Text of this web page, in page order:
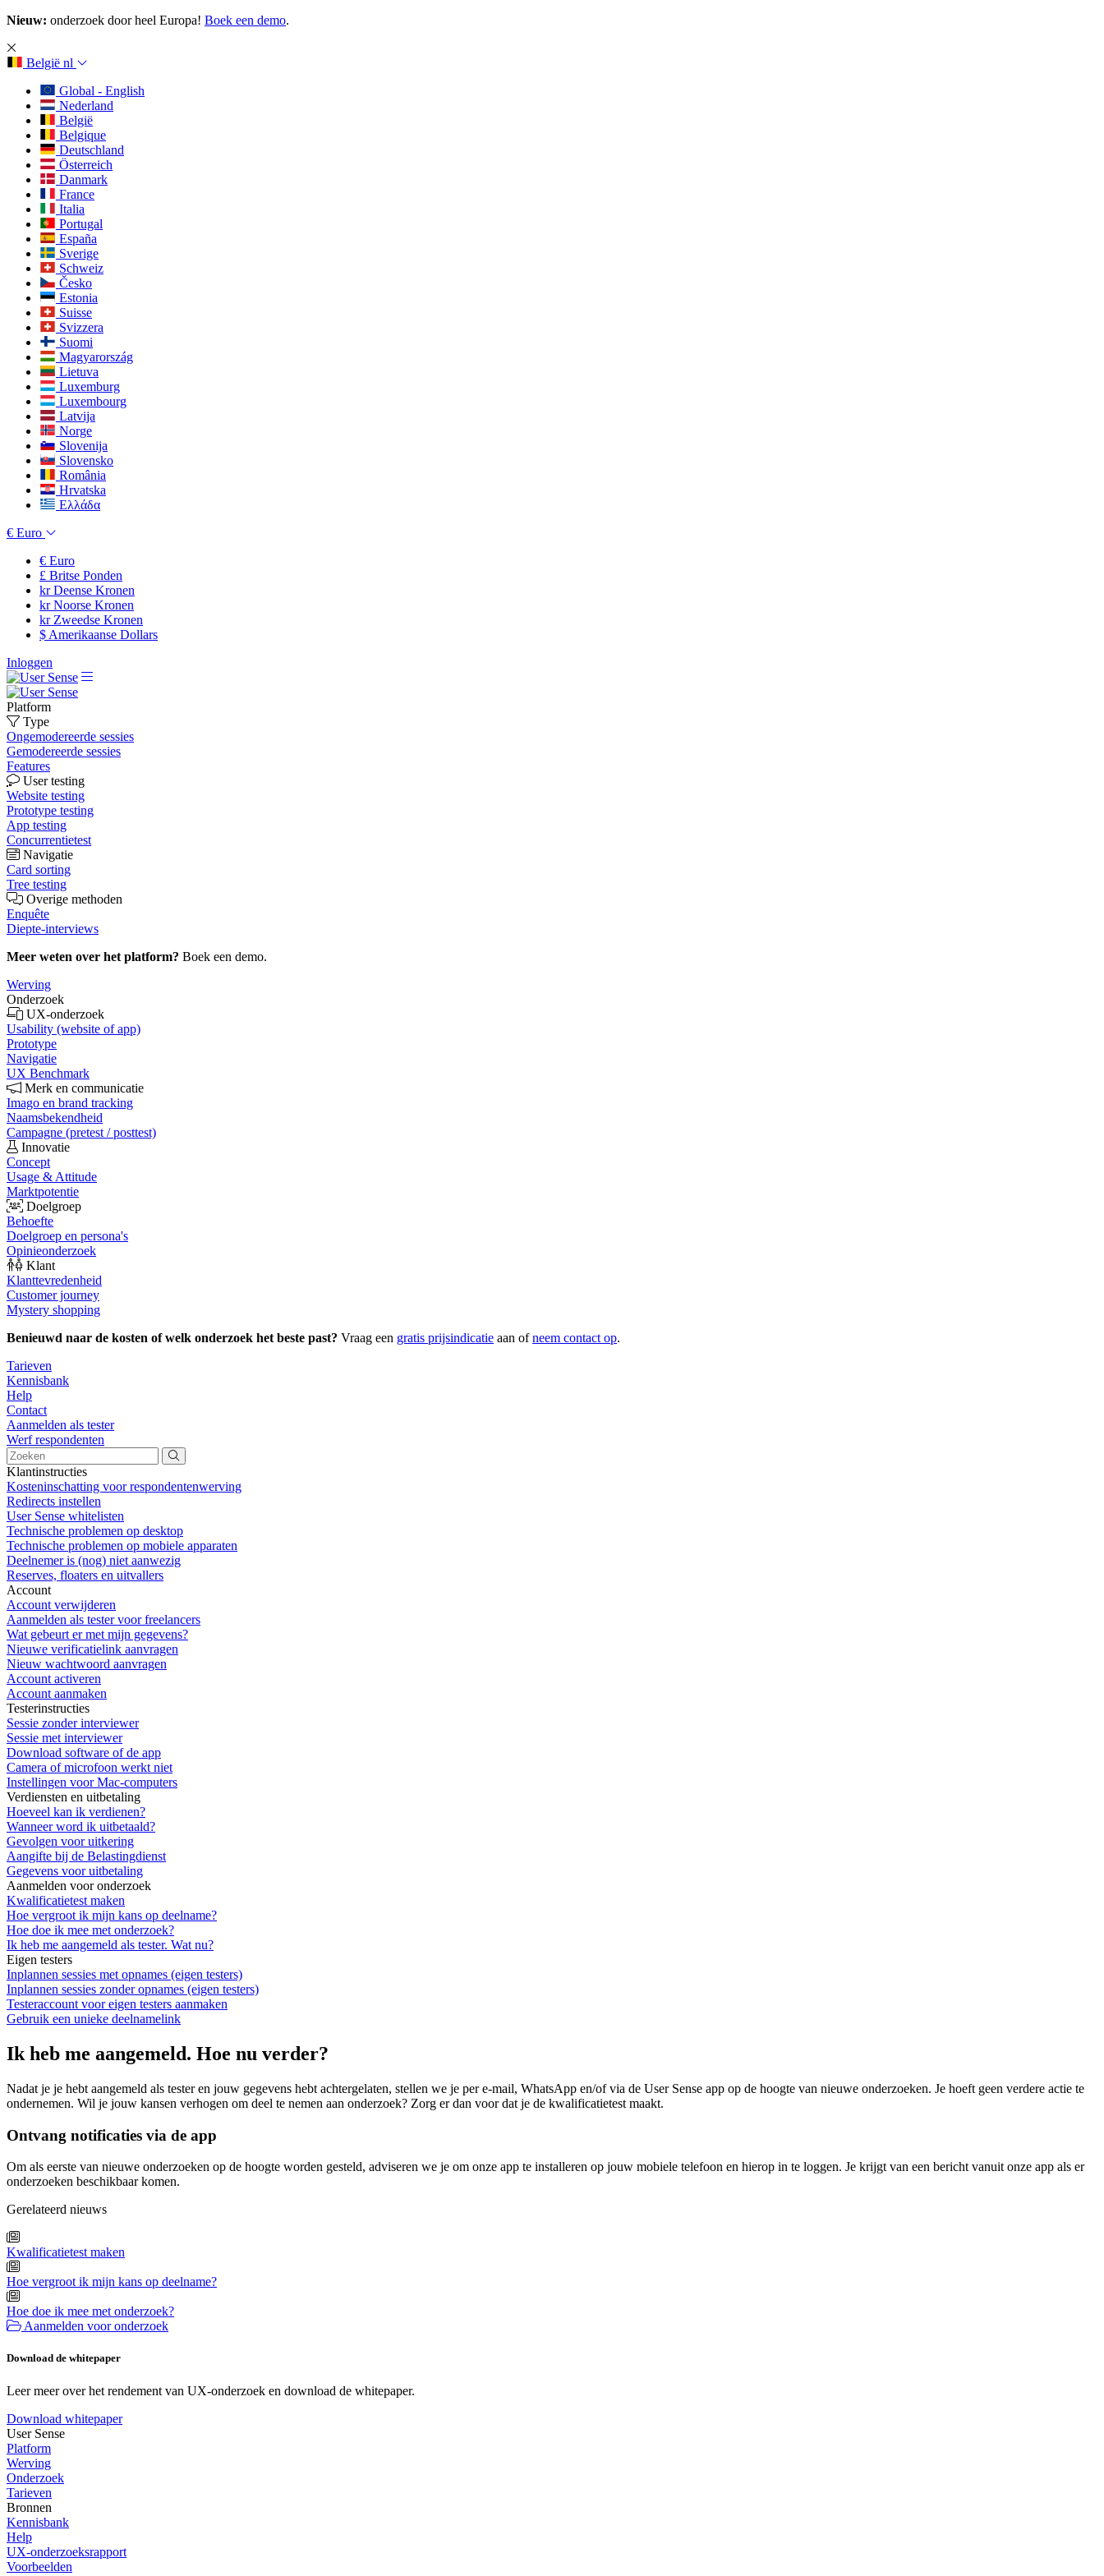
Nieuw: onderzoek door heel Europa! Boek een demo.
België nl
Global - English
Nederland
België
Belgique
Deutschland
Österreich
Danmark
France
Italia
Portugal
España
Sverige
Schweiz
Česko
Estonia
Suisse
Svizzera
Suomi
Magyarország
Lietuva
Luxemburg
Luxembourg
Latvija
Norge
Slovenija
Slovensko
România
Hrvatska
Ελλάδα
€ Euro
€ Euro
£ Britse Ponden
krDeense Kronen
krNoorse Kronen
krZweedse Kronen
$ Amerikaanse Dollars
Inloggen
Platform
Type
Ongemodereerde sessies
Gemodereerde sessies
Features
User testing
Website testing
Prototype testing
App testing
Concurrentietest
Navigatie
Card sorting
Tree testing
Overige methoden
Enquête
Diepte-interviews
Meer weten over het platform? Boek een demo.
Werving
Onderzoek
UX-onderzoek
Usability (website of app)
Prototype
Navigatie
UX Benchmark
Merk en communicatie
Imago en brand tracking
Naamsbekendheid
Campagne (pretest / posttest)
Innovatie
Concept
Usage & Attitude
Marktpotentie
Doelgroep
Behoefte
Doelgroep en persona's
Opinieonderzoek
Klant
Klanttevredenheid
Customer journey
Mystery shopping
Benieuwd naar de kosten of welk onderzoek het beste past? Vraag een gratis prijsindicatie aan ofneem contact op.
Tarieven
Kennisbank
Help
Contact
Aanmelden als tester
Werf respondenten
Klantinstructies
Kosteninschatting voor respondentenwerving
Redirects instellen
User Sense whitelisten
Technische problemen op desktop
Technische problemen op mobiele apparaten
Deelnemer is (nog) niet aanwezig
Reserves, floaters en uitvallers
Account
Account verwijderen
Aanmelden als tester voor freelancers
Wat gebeurt er met mijn gegevens?
Nieuwe verificatielink aanvragen
Nieuw wachtwoord aanvragen
Account activeren
Account aanmaken
Testerinstructies
Sessie zonder interviewer
Sessie met interviewer
Download software of de app
Camera of microfoon werkt niet
Instellingen voor Mac-computers
Verdiensten en uitbetaling
Hoeveel kan ik verdienen?
Wanneer word ik uitbetaald?
Gevolgen voor uitkering
Aangifte bij de Belastingdienst
Gegevens voor uitbetaling
Aanmelden voor onderzoek
Kwalificatietest maken
Hoe vergroot ik mijn kans op deelname?
Hoe doe ik mee met onderzoek?
Ik heb me aangemeld als tester. Wat nu?
Eigen testers
Inplannen sessies met opnames (eigen testers)
Inplannen sessies zonder opnames (eigen testers)
Testeraccount voor eigen testers aanmaken
Gebruik een unieke deelnamelink
Ik heb me aangemeld. Hoe nu verder?
Nadat je je hebt aangemeld als tester en jouw gegevens hebt achtergelaten, stellen we je per e-mail, WhatsApp en/of via de User Sense app op de hoogte van nieuwe onderzoeken. Je hoeft geen verdere actie te
ondernemen. Wil je jouw kansen verhogen om deel te nemen aan onderzoek? Zorg er dan voor dat je de kwalificatietest maakt.
Ontvang notificaties via de app
Om als eerste van nieuwe onderzoeken op de hoogte worden gesteld, adviseren we je om onze app te installeren op jouw mobiele telefoon en hierop in te loggen. Je krijgt van een bericht vanuit onze app als er
onderzoeken beschikbaar komen.
Gerelateerd nieuws
Kwalificatietest maken
Hoe vergroot ik mijn kans op deelname?
Hoe doe ik mee met onderzoek?
Aanmelden voor onderzoek
Download de whitepaper
Leer meer over het rendement van UX-onderzoek en download de whitepaper.
Download whitepaper
User Sense
Platform
Werving
Onderzoek
Tarieven
Bronnen
Kennisbank
Help
UX-onderzoeksrapport
Voorbeelden